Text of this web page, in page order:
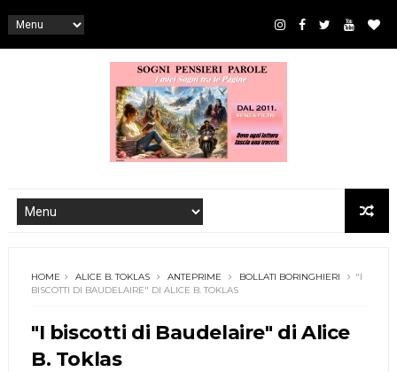
HOME ALICE B. TOKLAS ANTEPRIME BOLLATI BORINGHIERI
"I
BISCOTTI DI BAUDELAIRE" DI ALICE B. TOKLAS
"I biscotti di Baudelaire" di Alice
B. Toklas